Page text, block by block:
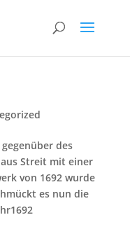
des
Streit mit einer
von 1692 wurde
es nun die